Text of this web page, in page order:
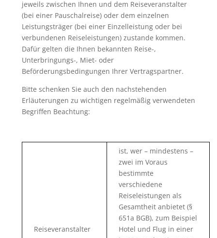
jeweils zwischen Ihnen und dem Reiseveranstalter
(bei einer Pauschalreise) oder dem einzelnen
Leistungsträger (bei einer Einzelleistung oder bei
verbundenen Reiseleistungen) zustande kommen.
Dafür gelten die Ihnen bekannten Reise-,
Unterbringungs-, Miet- oder
Beförderungsbedingungen Ihrer Vertragspartner.
Bitte schenken Sie auch den nachstehenden
Erläuterungen zu wichtigen regelmäßig verwendeten
Begriffen Beachtung:
Reiseveranstalter
ist, wer – mindestens –
zwei im Voraus
bestimmte
verschiedene
Reiseleistungen als
Gesamtheit anbietet (§
651a BGB), zum Beispiel
Hotel und Flug in einer